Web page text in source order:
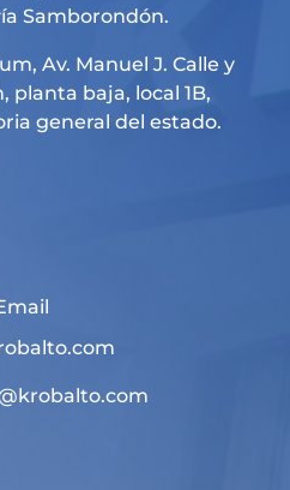
Samborondón.
Av. Manuel J. Calle y
planta baja, local 1B,
general del estado.